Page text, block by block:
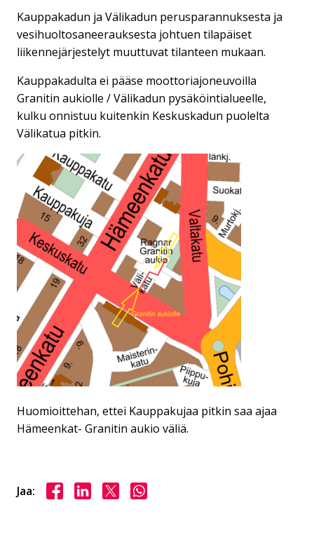
Kauppakadun ja Välikadun perusparannuksesta ja
vesihuoltosaneerauksesta johtuen tilapäiset
liikennejärjestelyt muuttuvat tilanteen mukaan.
Kauppakadulta ei pääse moottoriajoneuvoilla
Granitin aukiolle / Välikadun pysäköintialueelle,
kulku onnistuu kuitenkin Keskuskadun puolelta
Välikatua pitkin.
Huomioittehan, ettei Kauppakujaa pitkin saa ajaa
Hämeenkat- Granitin aukio väliä.
Jaa: Jaa Facebookissa
Jaa LinkedInissä
Jaa X:ssäJaa WhasAppissa